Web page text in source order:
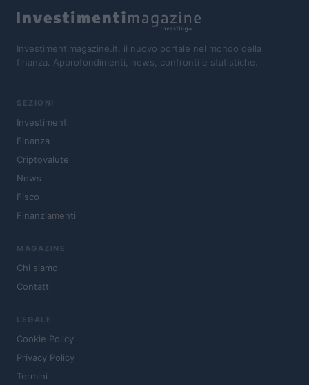
Investimentimagazine.it, il nuovo portale nel mondo della
finanza. Approfondimenti, news, confronti e statistiche.
SEZIONI
Investimenti
Finanza
Criptovalute
News
Fisco
Finanziamenti
MAGAZINE
Chi siamo
Contatti
LEGALE
Cookie Policy
Privacy Policy
Termini